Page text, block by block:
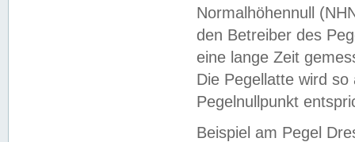
Normalhöhennull
den Betreiber des
eine lange Zeit
Die Pegellatte wird
Pegelnullpunkt
Beispiel am Pegel